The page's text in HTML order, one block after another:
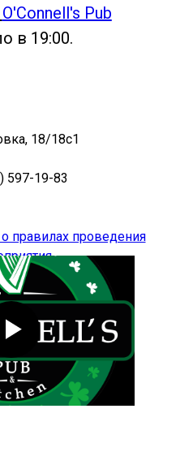
O'Connell's Pub
в 19:00.
18/18с1
597-19-83
правилах проведения